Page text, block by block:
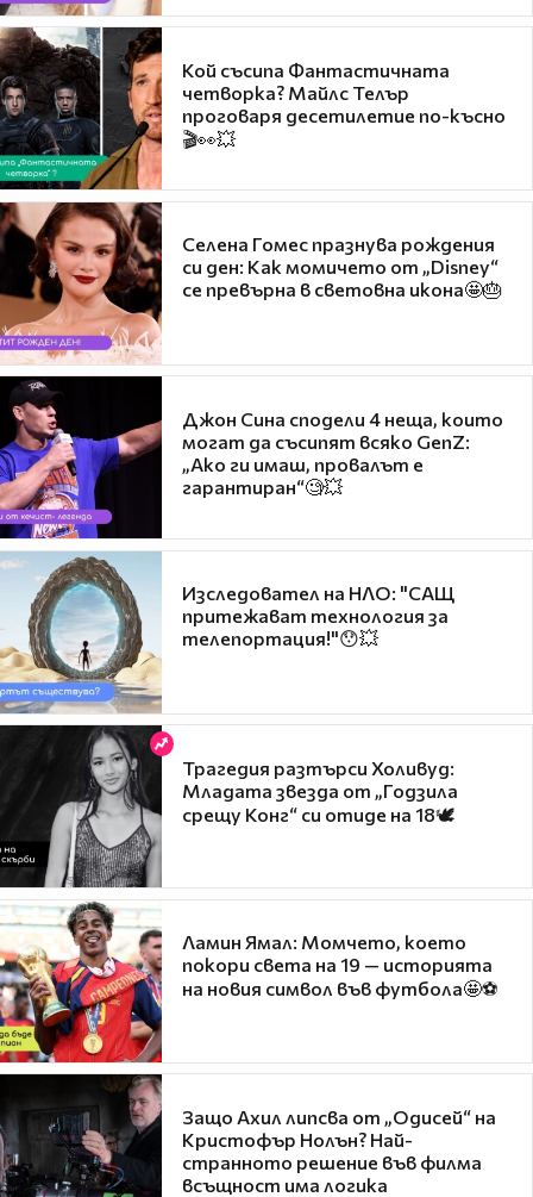
Кой съсипа Фантастичната
четворка? Майлс Телър
проговаря десетилетие по-късно
🎬👀💥
Селена Гомес празнува рождения
си ден: Как момичето от „Disney“
се превърна в световна икона🤩🎂
Джон Сина сподели 4 неща, които
могат да съсипят всяко GenZ:
„Ако ги имаш, провалът е
гарантиран“🧐💥
Изследовател на НЛО: "САЩ
притежават технология за
телепортация!"😯💥
Трагедия разтърси Холивуд:
Младата звезда от „Годзила
срещу Конг“ си отиде на 18🕊️
Ламин Ямал: Момчето, което
покори света на 19 — историята
на новия символ във футбола🤩⚽
Защо Ахил липсва от „Одисей“ на
Кристофър Нолън? Най-
странното решение във филма
всъщност има логика